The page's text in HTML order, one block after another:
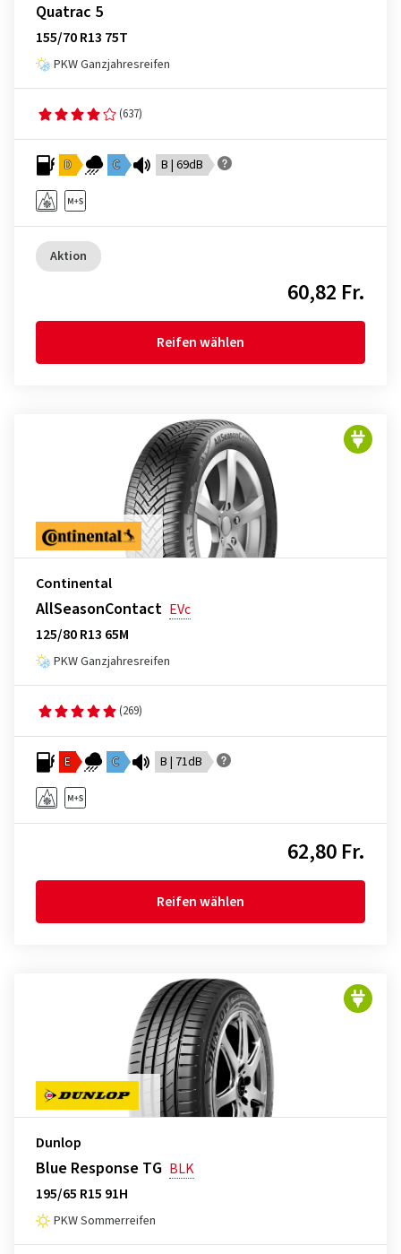
Quatrac 5
155/70 R13 75T
PKW Ganzjahresreifen
(637)
D C B | 69dB
Aktion
60,82 Fr.
Reifen wählen
Continental
AllSeasonContact EVc
125/80 R13 65M
PKW Ganzjahresreifen
(269)
E C B | 71dB
62,80 Fr.
Reifen wählen
Dunlop
Blue Response TG BLK
195/65 R15 91H
PKW Sommerreifen